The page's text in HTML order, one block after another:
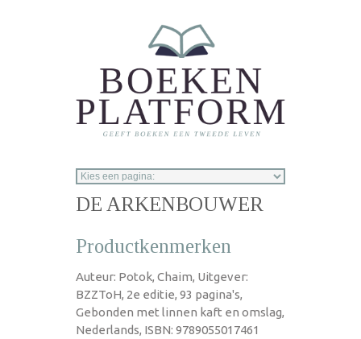
DE ARKENBOUWER
Productkenmerken
Auteur: Potok, Chaim, Uitgever:
BZZToH, 2e editie, 93 pagina's,
Gebonden met linnen kaft en omslag,
Nederlands, ISBN: 9789055017461